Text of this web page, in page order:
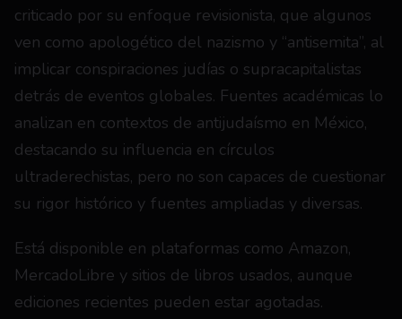
criticado por su enfoque revisionista, que algunos
ven como apologético del nazismo y “antisemita”, al
implicar conspiraciones judías o supracapitalistas
detrás de eventos globales. Fuentes académicas lo
analizan en contextos de antijudaísmo en México,
destacando su influencia en círculos
ultraderechistas, pero no son capaces de cuestionar
su rigor histórico y fuentes ampliadas y diversas.
Está disponible en plataformas como Amazon,
MercadoLibre y sitios de libros usados, aunque
ediciones recientes pueden estar agotadas.